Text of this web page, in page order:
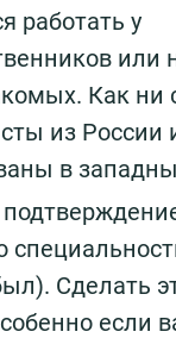
работать у
или
Как ни
из России
в
Сделать
если